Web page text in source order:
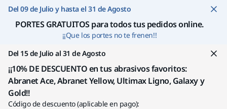
Ir a contenido
Del 09 de Julio y hasta el 31 de Agosto
PORTES GRATUITOS para todos tus pedidos online.
¡¡Que los portes no te frenen!!
Del 15 de Julio al 31 de Agosto
¡¡10% DE DESCUENTO en tus abrasivos favoritos:
Abranet Ace, Abranet Yellow, Ultimax Ligno, Galaxy y
Gold!!
Código de descuento (aplicable en pago):